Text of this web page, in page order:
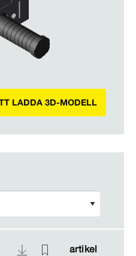
LADDA 3D-MODELL
artikel
artikel